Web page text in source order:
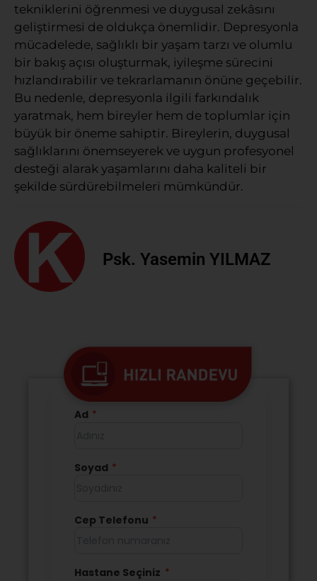
tekniklerini öğrenmesi ve duygusal zekâsını
geliştirmesi de oldukça önemlidir. Depresyonla
mücadelede, sağlıklı bir yaşam tarzı ve olumlu
bir bakış açısı oluşturmak, iyileşme sürecini
hızlandırabilir ve tekrarlamanın önüne geçebilir.
Bu nedenle, depresyonla ilgili farkındalık
yaratmak, hem bireyler hem de toplumlar için
büyük bir öneme sahiptir. Bireylerin, duygusal
sağlıklarını önemseyerek ve uygun profesyonel
desteği alarak yaşamlarını daha kaliteli bir
şekilde sürdürebilmeleri mümkündür.
Psk. Yasemin YILMAZ